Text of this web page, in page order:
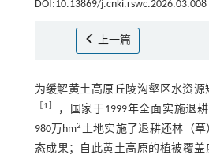
DOI:10.13869/j.cnki.rswc.2026.03.008
上一篇
为缓解黄土高原丘陵沟壑区水资
1
，国家于1999年全面实施退
980万hm2 土地实施了退耕还林（
态成果；自此黄土高原的植被覆盖